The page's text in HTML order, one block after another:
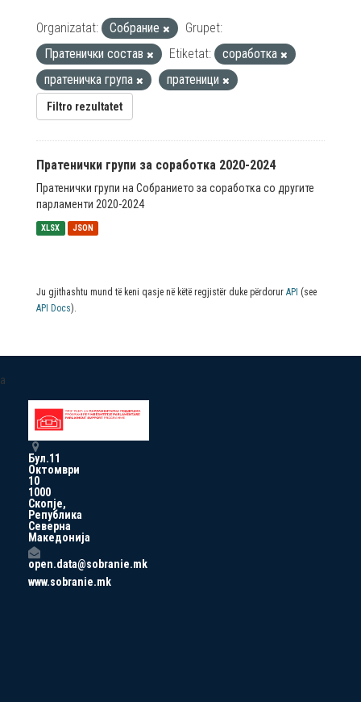
Organizatat: Собрание
Grupet:
Пратенички состав
Etiketat:
соработка
пратеничка група
пратеници
Filtro rezultatet
Пратенички групи за соработка 2020-2024
Пратенички групи на Собранието за соработка со другите
парламенти 2020-2024
XLSX JSON
Ju gjithashtu mund të keni qasje në këtë regjistër duke përdorur API (see
API Docs).
a
Бул.11
Октомври
10
1000
Скопје,
Република
Северна
Македонија
open.data@sobranie.mk
www.sobranie.mk